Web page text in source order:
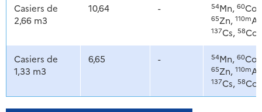
Casiers de
2,66 m3
10,64 - 54Mn, 60Co,
65Zn, 110m
137Cs, 58Co
Casiers de
1,33 m3
6,65 - 54Mn, 60Co,
65Zn, 110m
137Cs, 58Co